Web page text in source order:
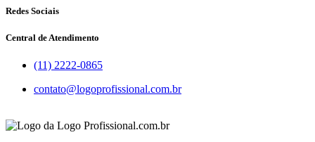
Redes Sociais
Central de Atendimento
(11) 2222-0865
contato@logoprofissional.com.br